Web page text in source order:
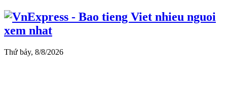
Thứ bảy, 8/8/2026